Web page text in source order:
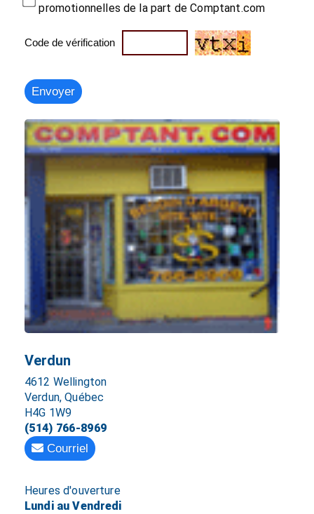
promotionnelles de la part de Comptant.com
Code de vérification
Verdun
4612 Wellington
Verdun, Québec
H4G 1W9
(514) 766-8969
Courriel
Heures d'ouverture
Lundi au Vendredi